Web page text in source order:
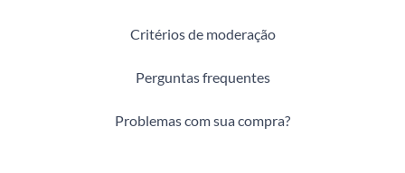
Critérios de moderação
Perguntas frequentes
Problemas com sua compra?